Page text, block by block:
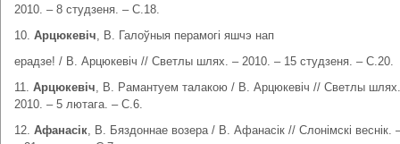
2010. – 8 студзеня. – С.18.
10. Арцюкевіч, В. Галоўныя перамогі яшчэ нап
ерадзе! / В. Арцюкевіч // Светлы шлях. – 2010. – 15 студзеня. – С.20.
11. Арцюкевіч, В. Рамантуем талакою / В. Арцюкевіч // Светлы
2010. – 5 лютага. – С.6.
12. Афанасік, В. Бяздоннае возера / В. Афанасік // Слонімскі веснік.